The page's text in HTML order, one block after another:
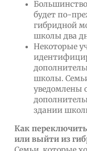
Большинство
будет по-
гибридной
школы два
Некоторые
школы.
уведомлены
здании
Как
или выйти из